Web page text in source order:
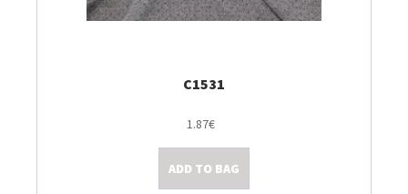
C1531
1.87€
ADD TO BAG